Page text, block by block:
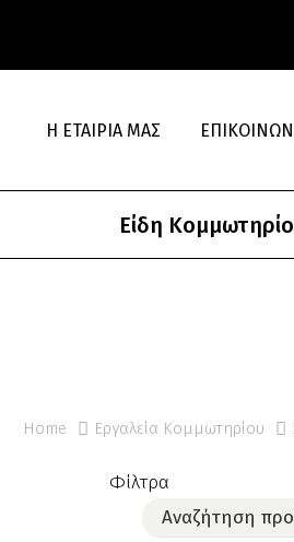
Η ΕΤΑΙΡΊΑ ΜΑΣ
Είδη
Home Εργαλεία Κομμωτηρίου
Φίλτρα